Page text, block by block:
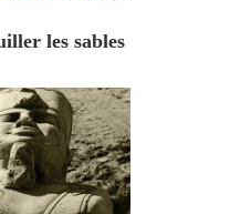
les sables